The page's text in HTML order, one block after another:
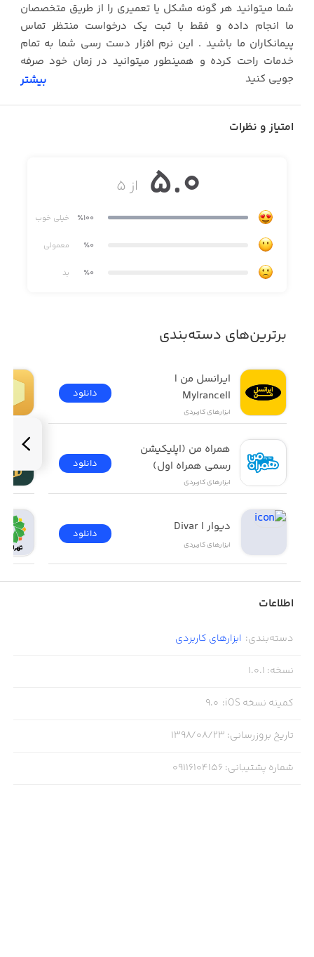
شما میتوانید هر گونه مشکل یا تعمیری را از طریق متخصصان
ما انجام داده و فقط با ثبت یک درخواست منتظر تماس
پیمانکاران ما باشید . این نرم افزار دست رسی شما به تمام
خدمات راحت کرده و همینطور میتوانید در زمان خود صرفه
جویی کنید
بیشتر
امتیاز و نظرات
از ۵ 5.0
٪100 خیلی خوب
٪0 معمولی
٪0 بد
برترین‌های دسته‌بندی
MyIrancell
ابزار‌های کاربردی
دانلود
رسمی همراه اول)
ابزار‌های کاربردی
دانلود
دیوار | Divar
ابزار‌های کاربردی
دانلود
اطلاعات
دسته‌بندی: ابزار‌های کاربردی
نسخه:
1.0.1
کمینه نسخه iOS :
9.0
تاریخ بروزرسانی: ۱۳۹۸/۰۸/۲۳
شماره پشتیبانی:
09116104156